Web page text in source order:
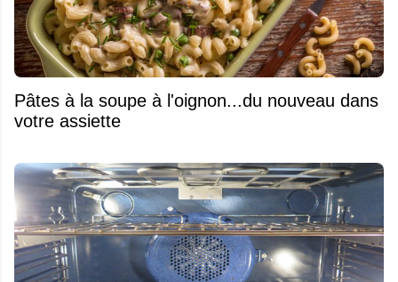
Pâtes à la soupe à l'oignon...du nouveau dans
votre assiette